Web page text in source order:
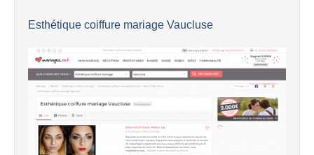
Esthétique coiffure mariage Vaucluse